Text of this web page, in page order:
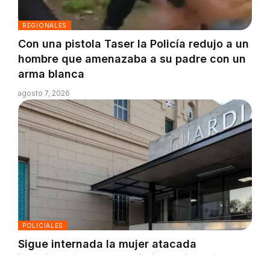
REGIONALES
Con una pistola Taser la Policía redujo a un
hombre que amenazaba a su padre con un
arma blanca
agosto 7, 2026
POLICIALES
Sigue internada la mujer atacada